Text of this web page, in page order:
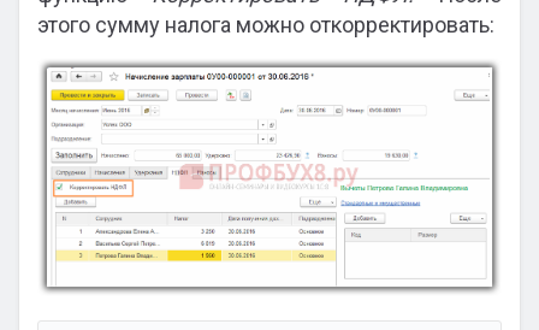
этого сумму налога можно откорректировать: